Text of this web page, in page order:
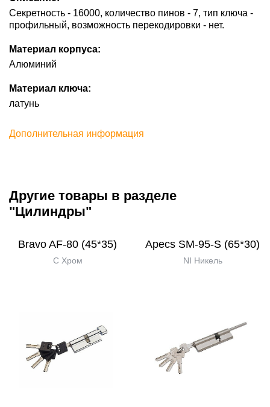
Секретность - 16000, количество пинов - 7, тип ключа -
профильный, возможность перекодировки - нет.
Материал корпуса:
Алюминий
Материал ключа:
латунь
Дополнительная информация
Другие товары в разделе
"Цилиндры"
Bravo AF-80 (45*35)
C Хром
Apecs SM-95-S (65*30)
NI Никель